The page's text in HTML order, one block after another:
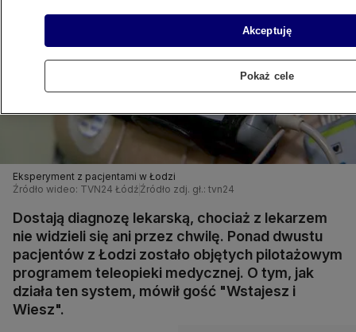
Eksperyment z pacjentami w Łodzi
Źródło wideo: TVN24 Łódź Źródło zdj. gł.: tvn24
Dostają diagnozę lekarską, chociaż z lekarzem
nie widzieli się ani przez chwilę. Ponad dwustu
pacjentów z Łodzi zostało objętych pilotażowym
programem teleopieki medycznej. O tym, jak
działa ten system, mówił gość "Wstajesz i
Wiesz".
Akceptuję
Pokaż cele